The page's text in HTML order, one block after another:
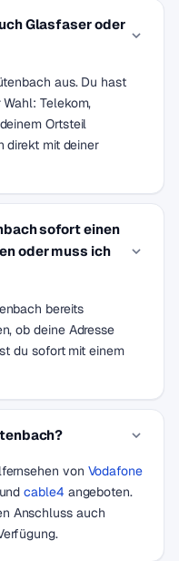
Glasfaser oder
aus. Du hast
Telekom,
Ortsteil
direkt mit deiner
sofort einen
oder muss ich
bereits
ob deine Adresse
du sofort mit einem
von Vodafone
cable4 angeboten.
Anschluss auch